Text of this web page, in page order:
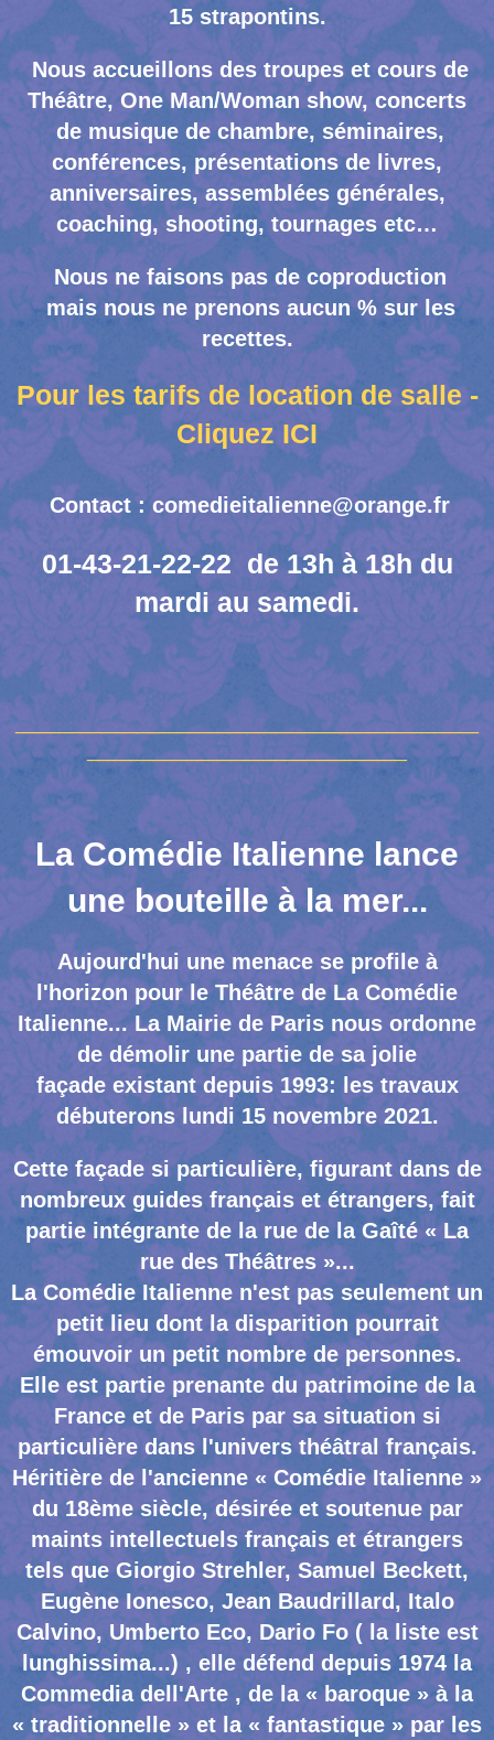
15 strapontins.
Nous accueillons des troupes et cours de
Théâtre, One Man/Woman show, concerts
de musique de chambre, séminaires,
conférences, présentations de livres,
anniversaires, assemblées générales,
coaching, shooting, tournages etc…
Nous ne faisons pas de coproduction
mais nous ne prenons aucun % sur les
recettes.
Pour les tarifs de location de salle -
Cliquez ICI
Contact : comedieitalienne@orange.fr
01-43-21-22-22 de 13h à 18h du
mardi au samedi.
__________________________________________
_____________________________
La Comédie Italienne lance
une bouteille à la mer...
Aujourd'hui une menace se profile à
l'horizon pour le Théâtre de La Comédie
Italienne... La Mairie de Paris nous ordonne
de démolir une partie de sa jolie
façade existant depuis 1993: les travaux
débuterons lundi 15 novembre 2021.
Cette façade si particulière, figurant dans de
nombreux guides français et étrangers, fait
partie intégrante de la rue de la Gaîté « La
rue des Théâtres »...
La Comédie Italienne n'est pas seulement un
petit lieu dont la disparition pourrait
émouvoir un petit nombre de personnes.
Elle est partie prenante du patrimoine de la
France et de Paris par sa situation si
particulière dans l'univers théâtral français.
Héritière de l'ancienne « Comédie Italienne »
du 18ème siècle, désirée et soutenue par
maints intellectuels français et étrangers
tels que Giorgio Strehler, Samuel Beckett,
Eugène Ionesco, Jean Baudrillard, Italo
Calvino, Umberto Eco, Dario Fo ( la liste est
lunghissima...) , elle défend depuis 1974 la
Commedia dell'Arte , de la « baroque » à la
« traditionnelle » et la « fantastique » par les